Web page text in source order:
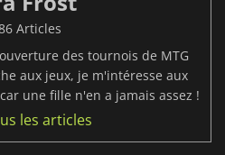
Articles
des tournois de MTG
aux jeux, je m'intéresse aux
une fille n'en a jamais assez !
les articles